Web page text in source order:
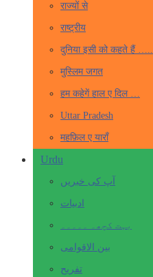
राज्यों से
राष्ट्रीय
दुनिया इसी को कहते हैं …..
मुस्लिम जगत
हम कहेगें हाल ए दिल …
Uttar Pradesh
महफ़िल ए याराँ
Urdu
آپ کی خبریں
ادبیات
بہت کچھ۔ ۔۔۔۔۔
بین الاقوامی
تفریح